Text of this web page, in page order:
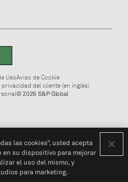
UsoAviso de Cookie
del cliente (en inglés)
© 2026 S&P Global
las cookies”, usted acepta
en su dispositivo para mejorar
el uso del mismo, y
para marketing.